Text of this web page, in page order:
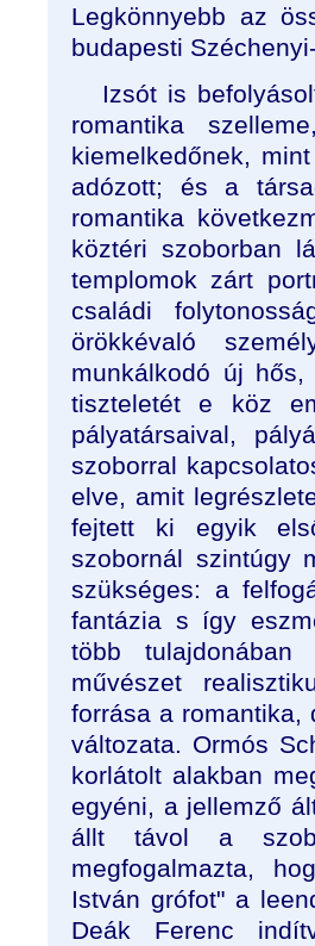
Legkönnyebb az
budapesti
Izsót is
romantika
kiemelkedőnek,
adózott; és a
romantika
köztéri szoborban
templomok zárt
családi
örökkévaló
munkálkodó új
tiszteletét e köz
pályatársaival,
szoborral
elve, amit
fejtett ki egyik
szobornál szintúgy
szükséges: a
fantázia s így
több
művészet
forrása a romantika,
változata. Ormós
korlátolt alakban
egyéni, a jellemző
állt távol a
megfogalmazta,
István grófot" a
Deák Ferenc